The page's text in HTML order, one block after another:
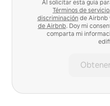
Al solicitar esta guía
Términos de servicio
discriminación de Airbnb
de Airbnb. Doy mi
comparta mi